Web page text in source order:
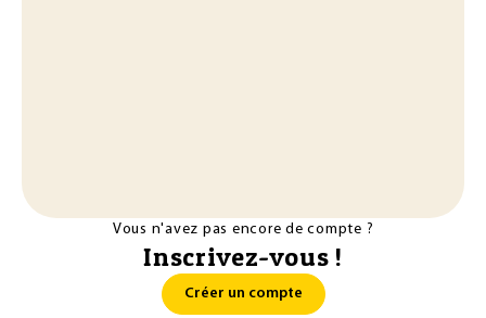
Vous n'avez pas encore de compte ?
Inscrivez-vous !
Créer un compte